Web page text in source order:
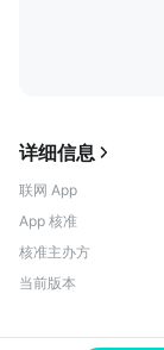
效果不错，所以
的共研反馈平台
详细信息
联网 App
App 核准
核准主办方
当前版本